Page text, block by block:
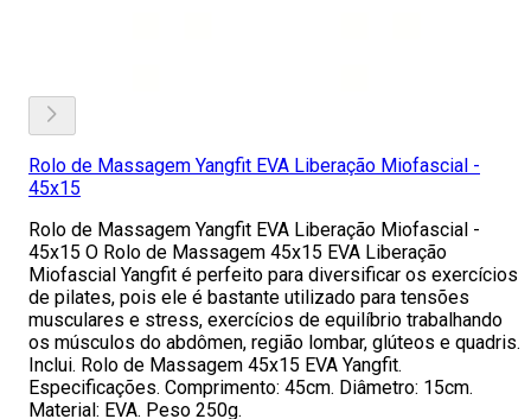
Rolo de Massagem Yangfit EVA Liberação Miofascial -
45x15
Rolo de Massagem Yangfit EVA Liberação Miofascial -
45x15 O Rolo de Massagem 45x15 EVA Liberação
Miofascial Yangfit é perfeito para diversificar os exercícios
de pilates, pois ele é bastante utilizado para tensões
musculares e stress, exercícios de equilíbrio trabalhando
os músculos do abdômen, região lombar, glúteos e quadris.
Inclui. Rolo de Massagem 45x15 EVA Yangfit.
Especificações. Comprimento: 45cm. Diâmetro: 15cm.
Material: EVA. Peso 250g.